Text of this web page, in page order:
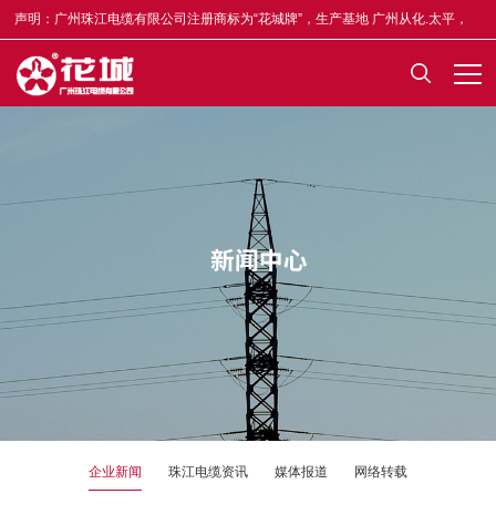
声明：广州珠江电缆有限公司注册商标为“花城牌”，生产基地 广州从化.太平，
合格证均印有“木棉花”标志，凡不符者为假冒，举报奖5-50万元，举报电话
13922335835。
企业新闻 珠江电缆资讯 媒体报道 网络转载